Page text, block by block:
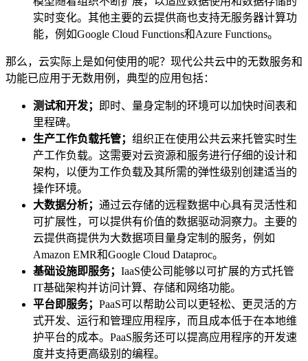
实时变化。其他主要的云提供商也支持无服务器计算功
能，例如Google Cloud Functions和Azure Functions。
那么，云实际上是如何使用的呢？现代公共云中的无数服务和
功能已应用于无数用例，典型的应用包括：
测试和开发； 即时、量身定制的环境可以加快时间表和
里程碑。
生产工作负载托管； 组织正在使用公共云来托管实时生
产工作负载。这需要对云资源和服务进行仔细的设计和
架构，以便为工作负载及其所需的弹性级别创建适当的
操作环境。
大数据分析； 通过云存储的远程数据中心具有灵活性和
可扩展性，可以提供有价值的数据驱动洞察力。主要的
云提供商提供为大数据项目量身定制的服务，例如
Amazon EMR和Google Cloud Dataproc。
基础设施即服务； IaaS使公司能够以可扩展的方式托管
IT基础架构并访问计算、存储和网络功能。
平台即服务； PaaS可以帮助公司以更轻松、更灵活的方
式开发、运行和管理应用程序，而且成本低于在本地维
护平台的成本。PaaS服务还可以提高应用程序的开发速
度并支持更高级别的编程。